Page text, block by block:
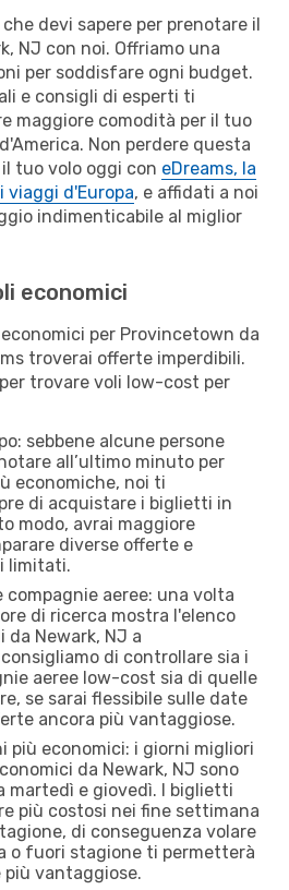
devi sapere per prenotare il
NJ con noi. Offriamo una
per soddisfare ogni budget.
e consigli di esperti ti
maggiore comodità per il tuo
Non perdere questa
tuo volo oggi con eDreams, la
viaggi d'Europa, e affidati a noi
indimenticabile al miglior
economici
per Provincetown da
troverai offerte imperdibili.
trovare voli low-cost per
sebbene alcune persone
all’ultimo minuto per
economiche, noi ti
di acquistare i biglietti in
modo, avrai maggiore
diverse offerte e
limitati.
aeree: una volta
di ricerca mostra l'elenco
da Newark, NJ a
di controllare sia i
aeree low-cost sia di quelle
se sarai flessibile sulle date
ancora più vantaggiose.
più economici: i giorni migliori
da Newark, NJ sono
martedì e giovedì. I biglietti
più costosi nei fine settimana
di conseguenza volare
o fuori stagione ti permetterà
vantaggiose.